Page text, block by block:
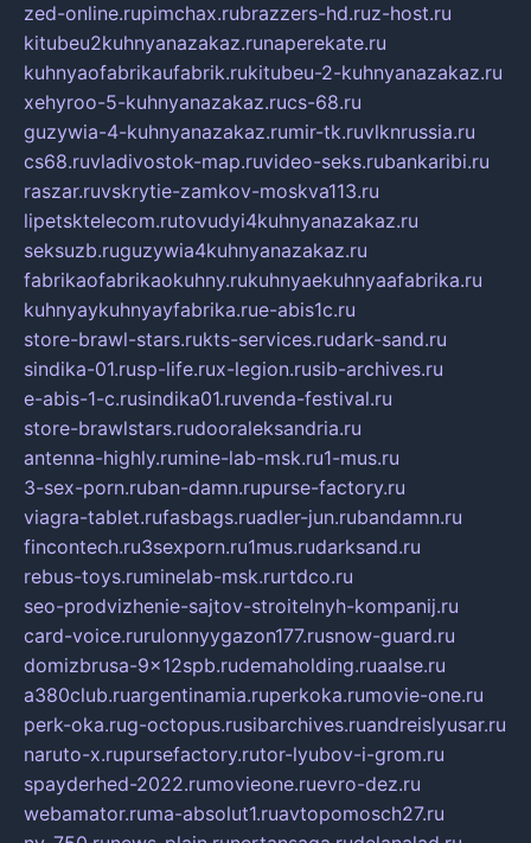
zed-online.rupimchax.rubrazzers-hd.ruz-host.ru
kitubeu2kuhnyanazakaz.runaperekate.ru
kuhnyaofabrikaufabrik.rukitubeu-2-kuhnyanazakaz.ru
xehyroo-5-kuhnyanazakaz.rucs-68.ru
guzywia-4-kuhnyanazakaz.rumir-tk.ruvlknrussia.ru
cs68.ruvladivostok-map.ruvideo-seks.rubankaribi.ru
raszar.ruvskrytie-zamkov-moskva113.ru
lipetsktelecom.rutovudyi4kuhnyanazakaz.ru
seksuzb.ruguzywia4kuhnyanazakaz.ru
fabrikaofabrikaokuhny.rukuhnyaekuhnyaafabrika.ru
kuhnyaykuhnyayfabrika.rue-abis1c.ru
store-brawl-stars.rukts-services.rudark-sand.ru
sindika-01.rusp-life.rux-legion.rusib-archives.ru
e-abis-1-c.rusindika01.ruvenda-festival.ru
store-brawlstars.rudooraleksandria.ru
antenna-highly.rumine-lab-msk.ru1-mus.ru
3-sex-porn.ruban-damn.rupurse-factory.ru
viagra-tablet.rufasbags.ruadler-jun.rubandamn.ru
fincontech.ru3sexporn.ru1mus.rudarksand.ru
rebus-toys.ruminelab-msk.rurtdco.ru
seo-prodvizhenie-sajtov-stroitelnyh-kompanij.ru
card-voice.rurulonnyygazon177.rusnow-guard.ru
domizbrusa-9x12spb.rudemaholding.ruaalse.ru
a380club.ruargentinamia.ruperkoka.rumovie-one.ru
perk-oka.rug-octopus.rusibarchives.ruandreislyusar.ru
naruto-x.rupursefactory.rutor-lyubov-i-grom.ru
spayderhed-2022.rumovieone.ruevro-dez.ru
webamator.ruma-absolut1.ruavtopomosch27.ru